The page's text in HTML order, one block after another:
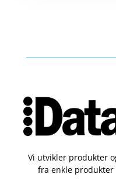
Vi utvikler produkter
fra enkle